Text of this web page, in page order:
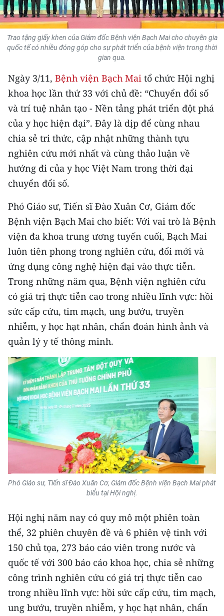
BẠN ĐỌC
KIỂM CHỨNG THÔNG TIN
TRI THỨC CHUYÊN SÂU
54 DÂN TỘC VIỆT NAM
CHƯƠNG TRÌNH OCOP - MỖI XÃ
MỘT SẢN PHẨM
RADIO
MEDIA CENTER
Video
Media Chính trị
Media Kinh tế
Media Văn hóa
Media Xã hội
Media Pháp luật
Media Du lịch
Media Thế giới
Media Thể thao
Media Giáo dục
Media Y tế
Media Khoa học - Công nghệ
Media Môi trường
Infographic
TIN MỚI
TIN ĐỊA PHƯƠNG
Trung du và miền núi phía Bắc
Trao tặng giấy khen của Giám đốc Bệnh viện Bạch Mai cho chuyên gia
quốc tế có nhiều đóng góp cho sự phát triển của bệnh viện trong thời
gian qua.
Ngày 3/11, Bệnh viện Bạch Mai tổ chức Hội nghị
khoa học lần thứ 33 với chủ đề: “Chuyển đổi số
và trí tuệ nhân tạo - Nền tảng phát triển đột phá
của y học hiện đại”. Đây là dịp để cùng nhau
chia sẻ tri thức, cập nhật những thành tựu
nghiên cứu mới nhất và cùng thảo luận về
hướng đi của y học Việt Nam trong thời đại
chuyển đổi số.
Phó Giáo sư, Tiến sĩ Đào Xuân Cơ, Giám đốc
Bệnh viện Bạch Mai cho biết: Với vai trò là Bệnh
viện đa khoa trung ương tuyến cuối, Bạch Mai
luôn tiên phong trong nghiên cứu, đổi mới và
ứng dụng công nghệ hiện đại vào thực tiễn.
Trong những năm qua, Bệnh viện nghiên cứu
có giá trị thực tiễn cao trong nhiều lĩnh vực: hồi
sức cấp cứu, tim mạch, ung bướu, truyền
nhiễm, y học hạt nhân, chẩn đoán hình ảnh và
quản lý y tế thông minh.
Phó Giáo sư, Tiến sĩ Đào Xuân Cơ, Giám đốc Bệnh viện Bạch Mai phát
biểu tại Hội nghị.
Hội nghị năm nay có quy mô một phiên toàn
thể, 32 phiên chuyên đề và 6 phiên vệ tinh với
150 chủ tọa, 273 báo cáo viên trong nước và
quốc tế với 300 báo cáo khoa học, chia sẻ những
công trình nghiên cứu có giá trị thực tiễn cao
trong nhiều lĩnh vực: hồi sức cấp cứu, tim mạch,
ung bướu, truyền nhiễm, y học hạt nhân, chẩn